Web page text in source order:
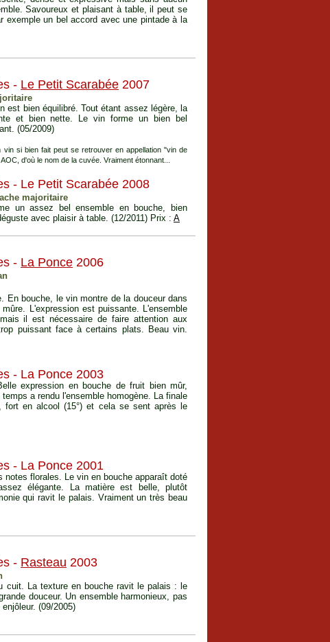
Savoureux et plaisant à table, il peut se
un bel accord avec une pintade à la
- Le Petit Scarabée 2007
est bien équilibré. Tout étant assez légère, la
et bien nette. Le vin forme un bien bel
(05/2009)
si bien fait peut se retrouver en appellation "vin de
d'où le nom de la cuvée. Vraiment étonnant...
- Le Petit Scarabée 2008
majoritaire
un assez bel ensemble en bouche, bien
avec plaisir à table. (12/2011) Prix : A
- La Ponce 2006
En bouche, le vin montre de la douceur dans
L'expression est puissante. L'ensemble
il est nécessaire de faire attention aux
puissant face à certains plats. Beau vin.
- La Ponce 2003
expression en bouche de fruit bien mûr,
a rendu l'ensemble homogène. La finale
en alcool (15°) et cela se sent après le
- La Ponce 2001
florales. Le vin en bouche apparaît doté
élégante. La matière est belle, plutôt
qui ravit le palais. Vraiment un très beau
- Rasteau 2003
cuit. La texture en bouche ravit le palais : le
douceur. Un ensemble harmonieux, pas
(09/2005)